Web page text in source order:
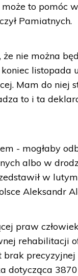
to pomóc
Pamiatnych.
nie można
listopada
Mam do niej
to i ta
- mogłaby
albo w
w
Aleksandr
praw
rehabilitacji
brak
dotycząca